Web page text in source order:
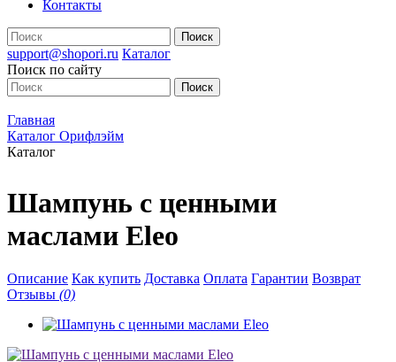
Контакты
support@shopori.ru Каталог
Поиск по сайту
Главная
Каталог Орифлэйм
Каталог
Шампунь с ценными
маслами Eleo
Описание Как купить Доставка Оплата Гарантии Возврат
Отзывы (0)